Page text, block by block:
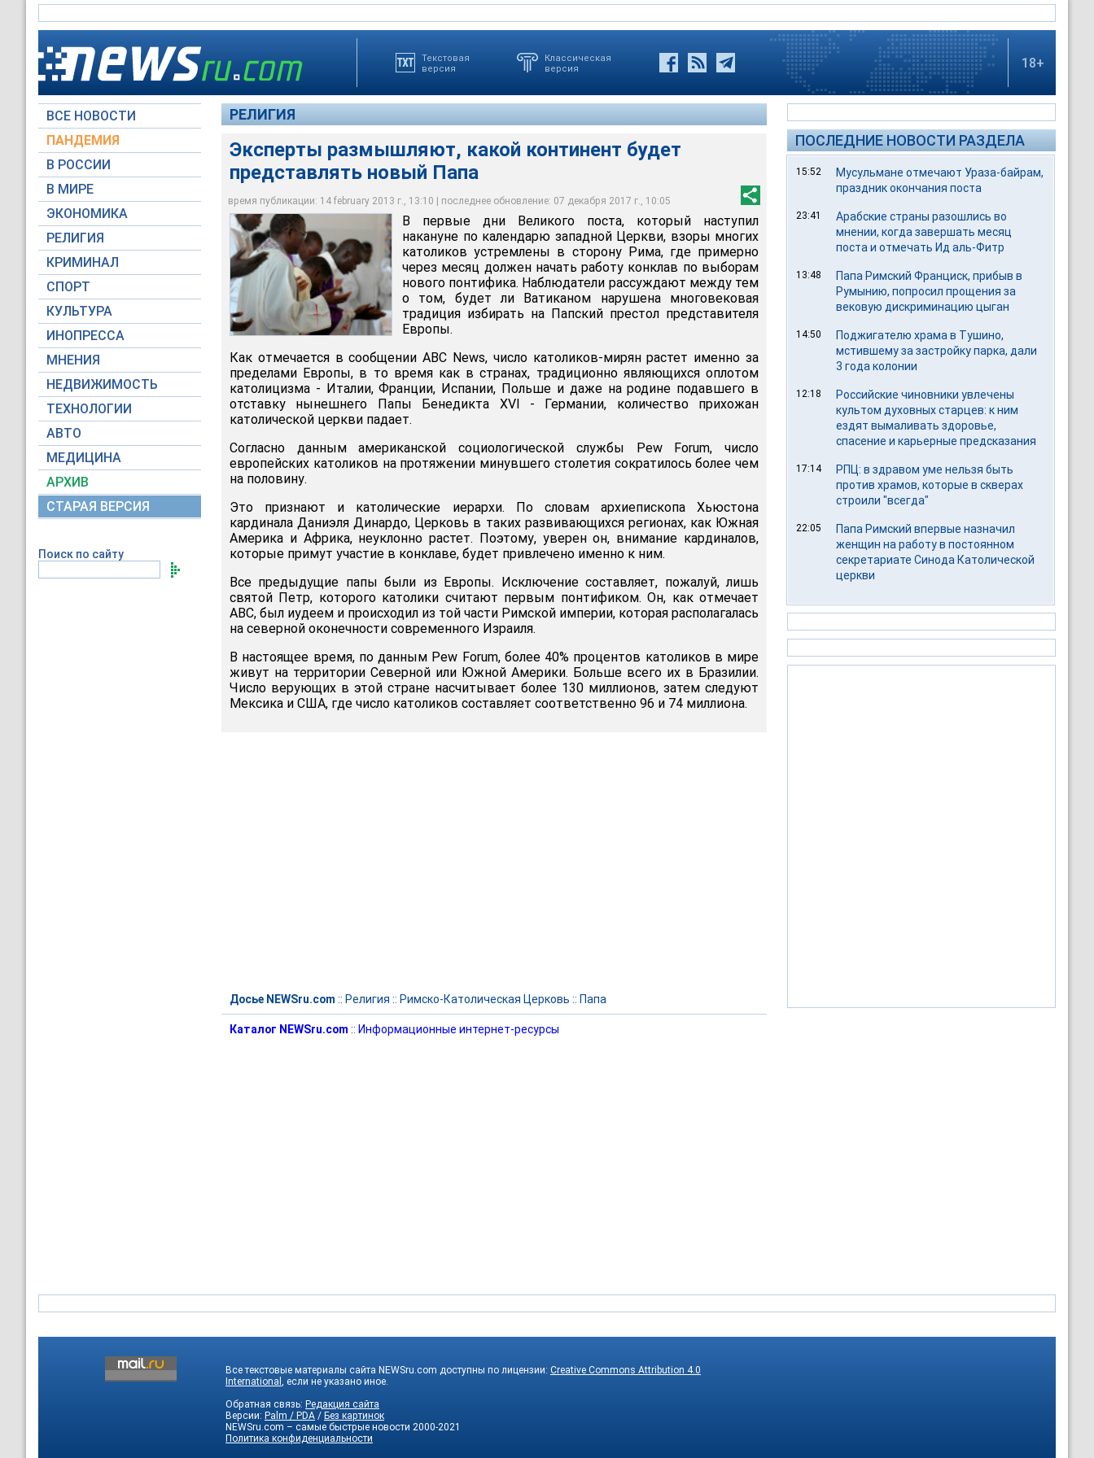
Текстовая
версия
Классическая
версия
18+
ВСЕ НОВОСТИ
ПАНДЕМИЯ
В РОССИИ
В МИРЕ
ЭКОНОМИКА
РЕЛИГИЯ
КРИМИНАЛ
СПОРТ
КУЛЬТУРА
ИНОПРЕССА
МНЕНИЯ
НЕДВИЖИМОСТЬ
ТЕХНОЛОГИИ
АВТО
МЕДИЦИНА
АРХИВ
СТАРАЯ ВЕРСИЯ
Поиск по сайту
РЕЛИГИЯ
Эксперты размышляют, какой континент будет
представлять новый Папа
время публикации: 14 february 2013 г., 13:10 | последнее обновление: 07 декабря 2017 г., 10:05
Наблюдатели рассуждают, будет ли Ватиканом нарушена многовековая традиция
избирать на папский престол представителя Европы
Global Look Press
В первые дни Великого поста, который наступил
накануне по календарю западной Церкви, взоры многих
католиков устремлены в сторону Рима, где примерно
через месяц должен начать работу конклав по выборам
нового понтифика. Наблюдатели рассуждают между тем
о том, будет ли Ватиканом нарушена многовековая
традиция избирать на Папский престол представителя
Европы.
Как отмечается в сообщении ABC News, число католиков-мирян растет именно за
пределами Европы, в то время как в странах, традиционно являющихся оплотом
католицизма - Италии, Франции, Испании, Польше и даже на родине подавшего в
отставку нынешнего Папы Бенедикта XVI - Германии, количество прихожан
католической церкви падает.
Согласно данным американской социологической службы Pew Forum, число
европейских католиков на протяжении минувшего столетия сократилось более чем
на половину.
Это признают и католические иерархи. По словам архиепископа Хьюстона
кардинала Даниэля Динардо, Церковь в таких развивающихся регионах, как Южная
Америка и Африка, неуклонно растет. Поэтому, уверен он, внимание кардиналов,
которые примут участие в конклаве, будет привлечено именно к ним.
Все предыдущие папы были из Европы. Исключение составляет, пожалуй, лишь
святой Петр, которого католики считают первым понтификом. Он, как отмечает
ABC, был иудеем и происходил из той части Римской империи, которая располагалась
на северной оконечности современного Израиля.
В настоящее время, по данным Pew Forum, более 40% процентов католиков в мире
живут на территории Северной или Южной Америки. Больше всего их в Бразилии.
Число верующих в этой стране насчитывает более 130 миллионов, затем следуют
Мексика и США, где число католиков составляет соответственно 96 и 74 миллиона.
Досье NEWSru.com :: Религия :: Римско-Католическая Церковь :: Папа
Каталог NEWSru.com :: Информационные интернет-ресурсы
ПОСЛЕДНИЕ НОВОСТИ РАЗДЕЛА
15:52
Мусульмане отмечают Ураза-байрам,
праздник окончания поста
23:41
Арабские страны разошлись во
мнении, когда завершать месяц
поста и отмечать Ид аль-Фитр
13:48
Папа Римский Франциск, прибыв в
Румынию, попросил прощения за
вековую дискриминацию цыган
14:50
Поджигателю храма в Тушино,
мстившему за застройку парка, дали
3 года колонии
12:18
Российские чиновники увлечены
культом духовных старцев: к ним
ездят вымаливать здоровье,
спасение и карьерные предсказания
17:14
РПЦ: в здравом уме нельзя быть
против храмов, которые в скверах
строили "всегда"
22:05
Папа Римский впервые назначил
женщин на работу в постоянном
секретариате Синода Католической
церкви
Все текстовые материалы сайта NEWSru.com доступны по лицензии: Creative Commons Attribution 4.0
International , если не указано иное.
Обратная связь: Редакция сайта
Версии: Palm / PDA / Без картинок
NEWSru.com – самые быстрые новости 2000-2021
Политика конфиденциальности